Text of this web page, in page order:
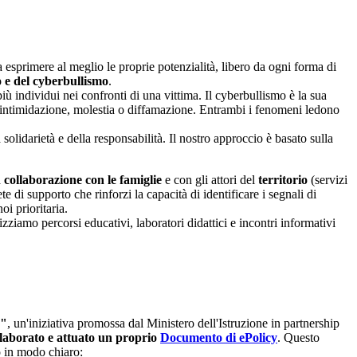
al meglio le proprie potenzialità, libero da ogni forma di
e del cyberbullismo.
individui nei confronti di una vittima. Il cyberbullismo è la sua
molestia o diffamazione. Entrambi i fenomeni ledono
e della responsabilità. Il nostro approccio è basato sulla
collaborazione con le famiglie e con gli attori del territorio (servizi
di supporto che rinforzi la capacità di identificare i segnali di
prioritaria.
percorsi educativi, laboratori didattici e incontri informativi
, un'iniziativa promossa dal Ministero dell'Istruzione in partnership
e attuato un proprio Documento di ePolicy. Questo
in modo chiaro: